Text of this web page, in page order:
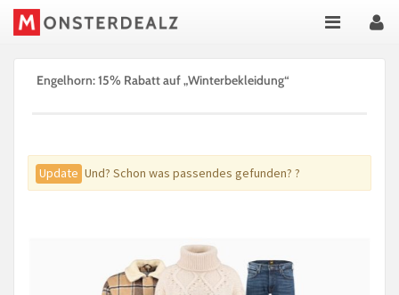
Engelhorn: 15% Rabatt auf „Winterbekleidung“
Update Und? Schon was passendes gefunden? ?